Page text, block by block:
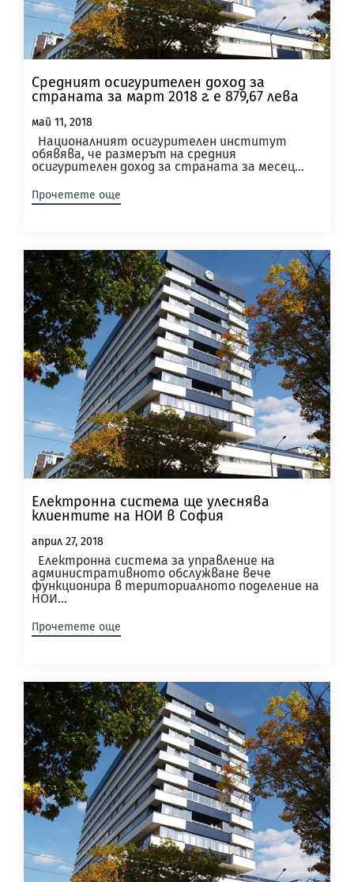
Средният осигурителен доход за
страната за март 2018 г. е 879,67 лева
май 11, 2018
Националният осигурителен институт
обявява, че размерът на средния
осигурителен доход за страната за месец...
Прочетете още
Електронна система ще улеснява
клиентите на НОИ в София
април 27, 2018
Електронна система за управление на
административното обслужване вече
функционира в териториалното поделение на
НОИ...
Прочетете още